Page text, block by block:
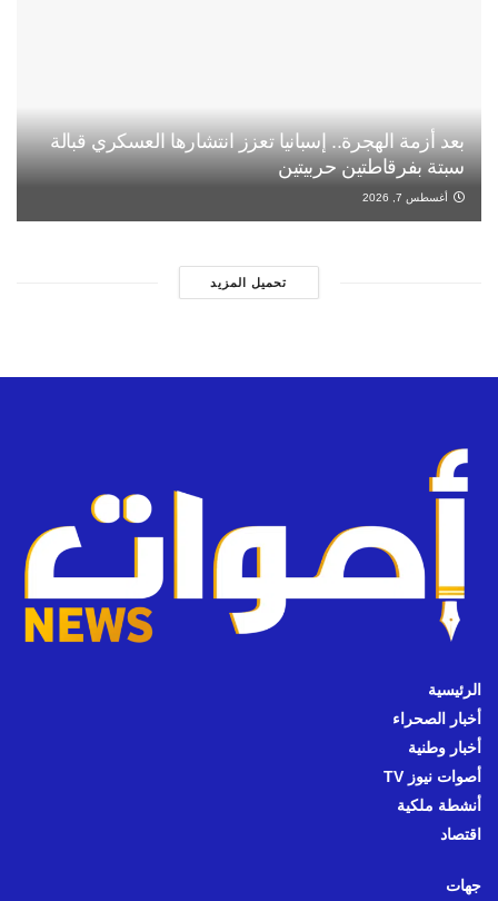
بعد أزمة الهجرة.. إسبانيا تعزز انتشارها العسكري قبالة
سبتة بفرقاطتين حربيتين
أغسطس 7, 2026
تحميل المزيد
الرئيسية
أخبار الصحراء
أخبار وطنية
أصوات نيوز TV
أنشطة ملكية
اقتصاد
جهات